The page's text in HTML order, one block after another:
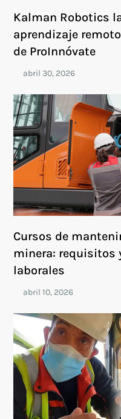
Kalman Robotics
aprendizaje
de ProInnóvate
Cursos de
minera: requisitos
laborales